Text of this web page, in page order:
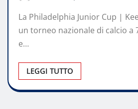
La Philadelphia Junior Cup |
un torneo nazionale di calcio a
e…
LEGGI TUTTO